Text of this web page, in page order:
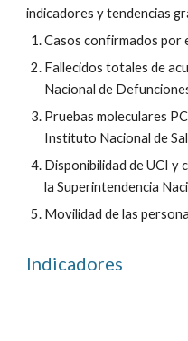
indicadores y tendencias
Casos confirmados por
Fallecidos totales de
Nacional de
Pruebas moleculares
Instituto Nacional de
Disponibilidad de UCI y
la Superintendencia
Movilidad de las
Indicadores